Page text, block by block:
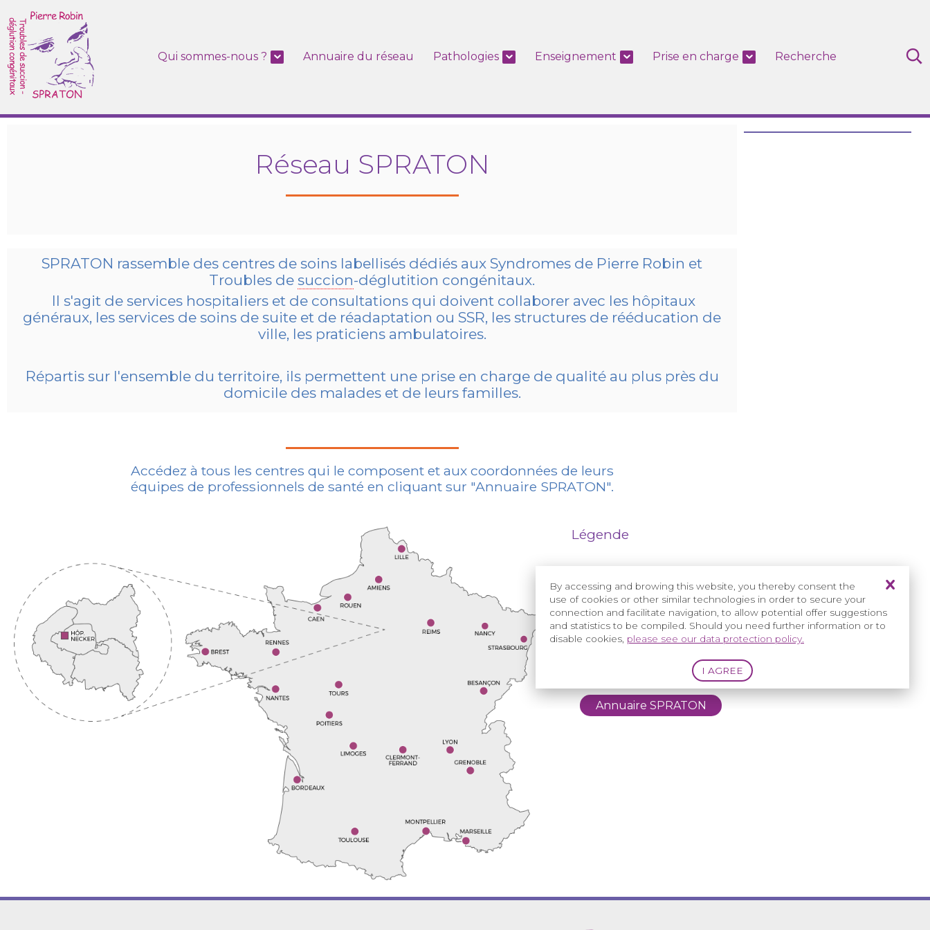
By accessing and browing this website, you thereby consent the
use of cookies or other similar technologies in order to secure your
connection and facilitate navigation, to allow potential offer suggestions
and statistics to be compiled. Should you need further information or to
disable cookies, please see our data protection policy.
Qui sommes-nous ? Annuaire du réseau Pathologies Enseignement Prise en charge Recherche
Réseau SPRATON
SPRATON rassemble des centres de soins labellisés dédiés aux Syndromes de Pierre Robin et
Troubles desuccion-déglutition congénitaux.
Il s'agit de services hospitaliers et de consultations qui doivent collaborer avec les hôpitaux
généraux, les services de soins de suite et de réadaptation ou SSR, les structures de rééducation de
ville, les praticiens ambulatoires.
Répartis sur l'ensemble du territoire, ils permettent une prise en charge de qualité au plus près du
domicile des malades et de leurs familles.
Accédez à tous les centres qui le composent et aux coordonnées de leurs
équipes de professionnels de santé en cliquant sur "Annuaire SPRATON".
Légende
Centre de Référence
: Site coordonnateur
Centre de
Annuaire SPRATON